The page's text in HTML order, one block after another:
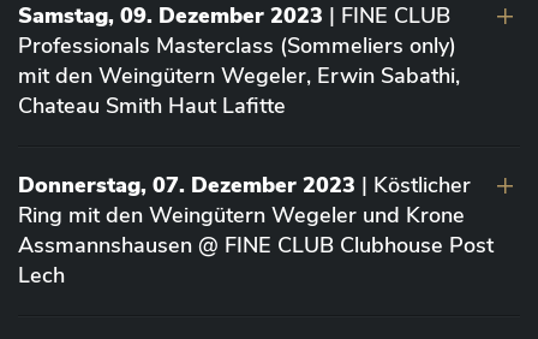
Samstag, 09. Dezember 2023 | FINE CLUB
Professionals Masterclass (Sommeliers only)
mit den Weingütern Wegeler, Erwin Sabathi,
Chateau Smith Haut Lafitte
Donnerstag, 07. Dezember 2023 | Köstlicher
Ring mit den Weingütern Wegeler und Krone
Assmannshausen @ FINE CLUB Clubhouse Post
Lech